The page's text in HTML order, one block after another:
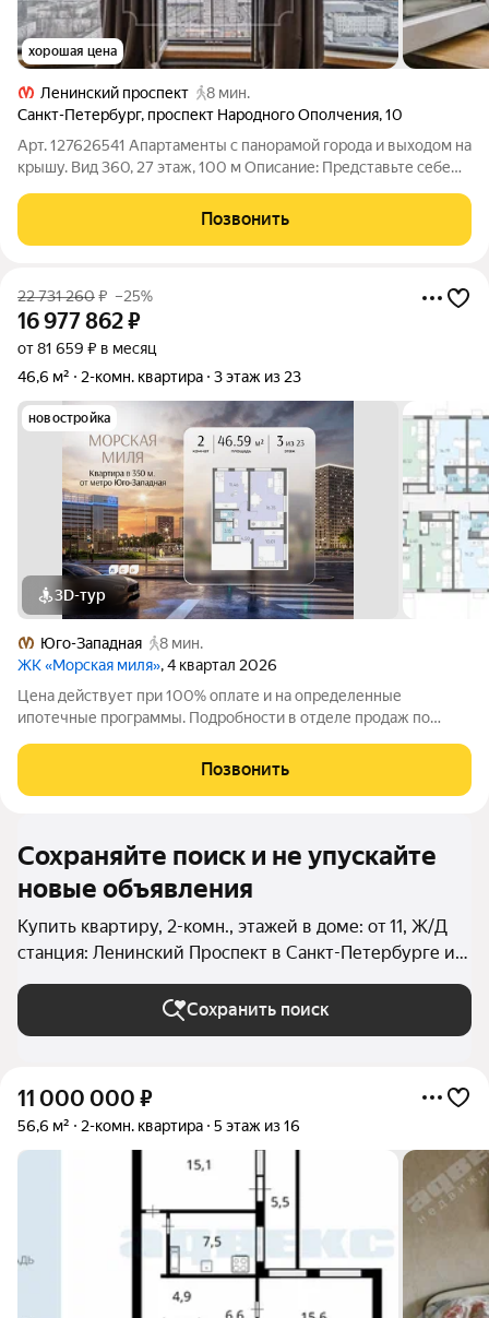
хорошая цена
Ленинский проспект
8 мин.
Санкт-Петербург, проспект Народного Ополчения,10
Арт. 127626541 Апартаменты с панорамой города и выходом на
крышу. Вид 360, 27 этаж, 100 м Описание: Представьте себе
частью интерьера. Эти эксклюзивные апартаменты на 27
этаже ЖК
Позвонить
22 731 260₽ –25%
16 977 862₽
от 81 659 ₽ в месяц
46,6 м²
2-комн. квартира 3 этаж из 23
новостройка
3D-тур
Юго-Западная
8 мин.
ЖК «Морская миля», 4 квартал 2026
Цена действует при 100% оплате и на определенные
ипотечные программы. Подробности в отделе продаж по
миля» на 3 этаже. Общая площадь составляет 46.59 кв. м.
Квартира с чистовой отделкой. Жилой
Позвонить
Сохраняйте поиск и не упускайте
новые объявления
Купить квартиру, 2-комн., этажей в доме: от 11, Ж/Д
станция: Ленинский Проспект в Санкт-Петербурге и
ЛО
Сохранить поиск
11 000 000 ₽
56,6 м² 2-комн. квартира 5 этаж из 16